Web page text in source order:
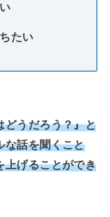
たい
どうだろう？』と
な話を聞くこと
上げることができ